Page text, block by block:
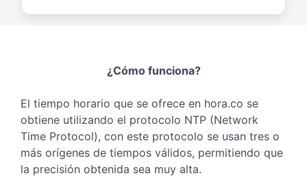
¿Cómo funciona?
El tiempo horario que se ofrece en hora.co se
obtiene utilizando el protocolo NTP (Network
Time Protocol), con este protocolo se usan tres o
más orígenes de tiempos válidos, permitiendo que
la precisión obtenida sea muy alta.